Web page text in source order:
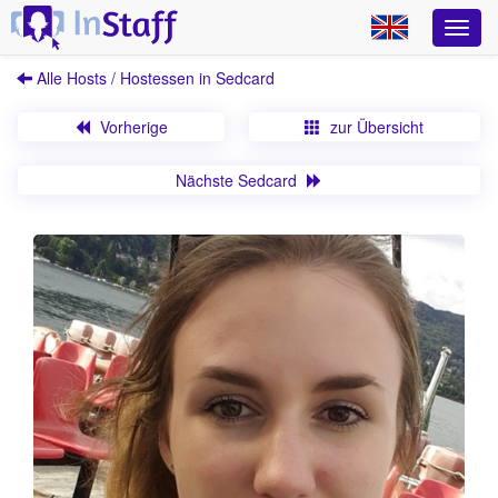
Alle Hosts / Hostessen in Sedcard
Vorherige zur Übersicht
Nächste Sedcard